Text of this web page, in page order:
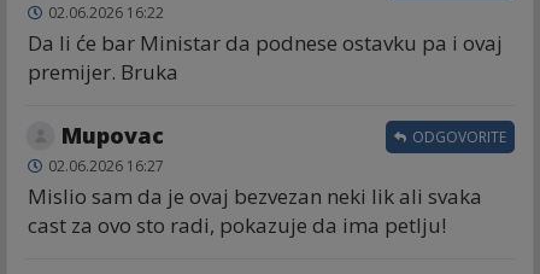
02.06.2026 16:22
Da li će bar Ministar da podnese ostavku pa i ovaj
premijer. Bruka
Mupovac
02.06.2026 16:27
Mislio sam da je ovaj bezvezan neki lik ali svaka
cast za ovo sto radi, pokazuje da ima petlju!
ODGOVORITE